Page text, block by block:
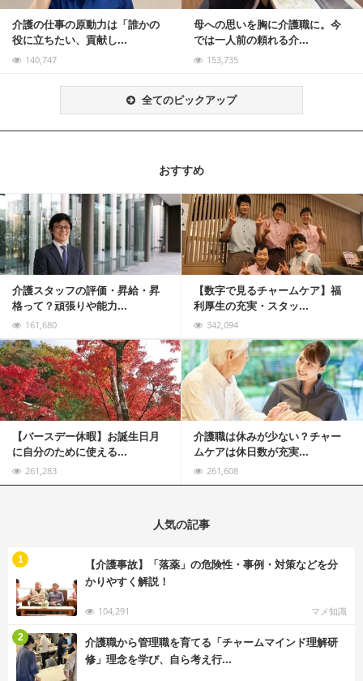
介護の仕事の原動力は「誰かの
役に立ちたい、貢献し...
140,747
母への思いを胸に介護職に。今
では一人前の頼れる介...
153,735
全てのピックアップ
おすすめ
介護スタッフの評価・昇給・昇
格って？頑張りや能力...
161,680
【数字で見るチャームケア】福
利厚生の充実・スタッ...
342,094
記事を読む
【バースデー休暇】お誕生日月
に自分のために使える...
261,283
介護職は休みが少ない？チャー
ムケアは休日数が充実...
261,608
記事を読む
人気の記事
【介護事故】「落薬」の危険性・事例・対策などを分
かりやすく解説！
104,291 マメ知識
1
介護職から管理職を育てる「チャームマインド理解研
修」理念を学び、自ら考え行...
2